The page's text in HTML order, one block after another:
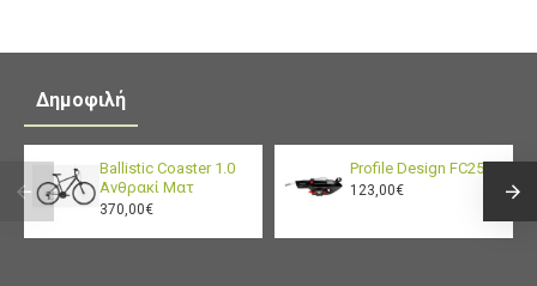
Δημοφιλή
Ballistic Coaster 1.0
Ανθρακί Ματ
370,00€
Profile Design FC25
123,00€